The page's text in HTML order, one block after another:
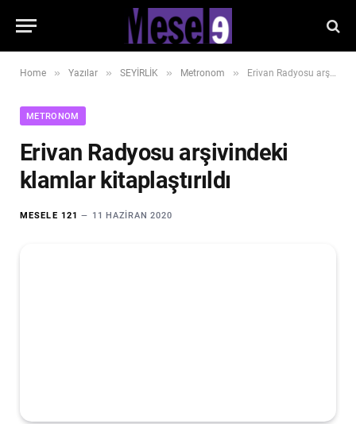
Home » Yazılar » SEYİRLİK » Metronom » Erivan Radyosu arşivindeki klamlar kitaplaştırıldı
METRONOM
Erivan Radyosu arşivindeki
klamlar kitaplaştırıldı
MESELE 121 11 HAZIRAN 2020